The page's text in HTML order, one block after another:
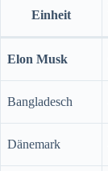
Einheit
Elon Musk
Bangladesch
Dänemark